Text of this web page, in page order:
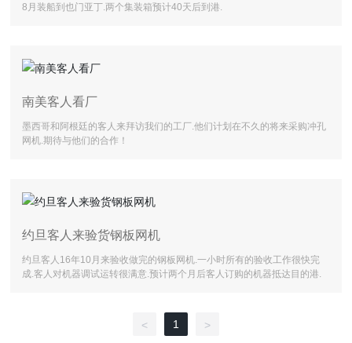
8月装船到也门亚丁.两个集装箱预计40天后到港.
南美客人看厂
墨西哥和阿根廷的客人来拜访我们的工厂.他们计划在不久的将来采购冲孔
网机.期待与他们的合作！
约旦客人来验货钢板网机
约旦客人16年10月来验收做完的钢板网机.一小时所有的验收工作很快完
成.客人对机器调试运转很满意.预计两个月后客人订购的机器抵达目的港.
< 1 >